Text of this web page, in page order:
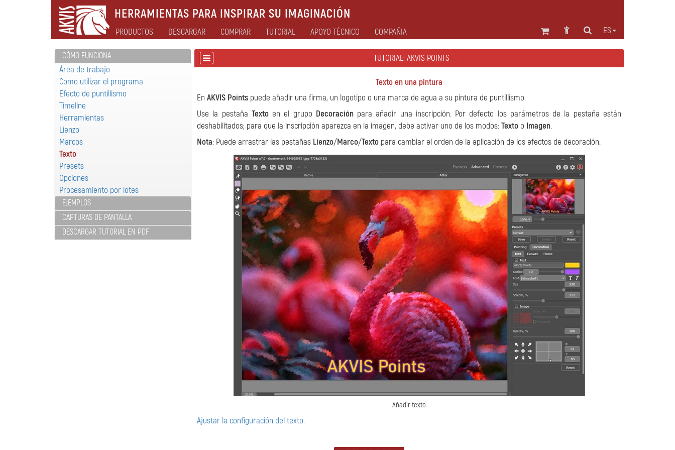
HERRAMIENTAS PARA INSPIRAR SU IMAGINACIÓN
ES
PRODUCTOS DESCARGAR COMPRAR TUTORIAL APOYO TÉCNICO COMPAÑIA
CÓMO FUNCIONA
Área de trabajo
Como utilizar el programa
Efecto de puntillismo
Timeline
Herramientas
Lienzo
Marcos
Texto
Presets
Opciones
Procesamiento por lotes
EJEMPLOS
CAPTURAS DE PANTALLA
DESCARGAR TUTORIAL EN PDF
TUTORIAL: AKVIS POINTS
Texto en una pintura
En AKVIS Points puede añadir una firma, un logotipo o una marca de agua a su pintura de puntillismo.
Use la pestaña Textoen el grupo Decoraciónpara añadir una inscripción. Por defecto los parámetros de la pestaña están
deshabilitados; para que la inscripción aparezca en la imagen, debe activar uno de los modos:Texto o Imagen.
Nota: Puede arrastrar las pestañas Lienzo/Marco/Texto para cambiar el orden de la aplicación de los efectos de decoración.
Añadir texto
Ajustar la configuración del texto.